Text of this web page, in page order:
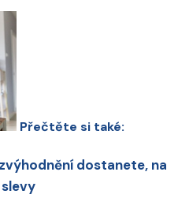
Přečtěte si také:
dostanete, na